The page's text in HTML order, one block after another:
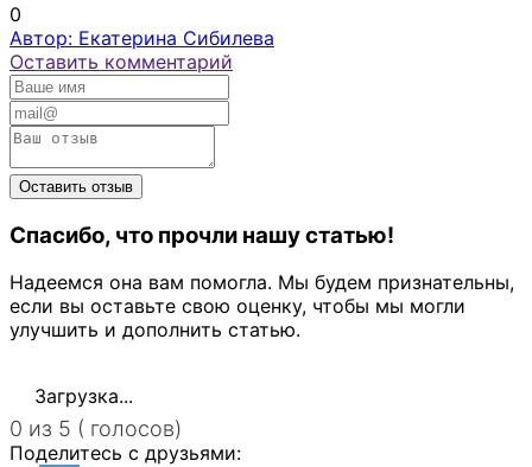
0
Автор: Екатерина Сибилева
Оставить комментарий
Спасибо, что прочли нашу статью!
Надеемся она вам помогла. Мы будем признательны,
если вы оставьте свою оценку, чтобы мы могли
улучшить и дополнить статью.
Загрузка...
0 из 5 ( голосов)
Поделитесь с друзьями: